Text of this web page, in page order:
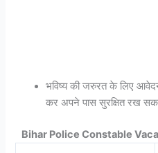
भविष्य की जरुरत के लिए
कर अपने पास सुरक्षित रख
Bihar Police Constable